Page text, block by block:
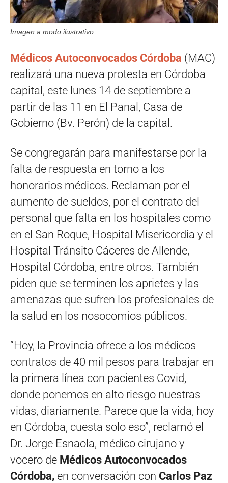
Imagen a modo ilustrativo.
Médicos Autoconvocados Córdoba (MAC)
realizará una nueva protesta en Córdoba
capital, este lunes 14 de septiembre a
partir de las 11 en El Panal, Casa de
Gobierno (Bv. Perón) de la capital.
Se congregarán para manifestarse por la
falta de respuesta en torno a los
honorarios médicos. Reclaman por el
aumento de sueldos, por el contrato del
personal que falta en los hospitales como
en el San Roque, Hospital Misericordia y el
Hospital Tránsito Cáceres de Allende,
Hospital Córdoba, entre otros. También
piden que se terminen los aprietes y las
amenazas que sufren los profesionales de
la salud en los nosocomios públicos.
“Hoy, la Provincia ofrece a los médicos
contratos de 40 mil pesos para trabajar en
la primera línea con pacientes Covid,
donde ponemos en alto riesgo nuestras
vidas, diariamente. Parece que la vida, hoy
en Córdoba, cuesta solo eso”, reclamó el
Dr. Jorge Esnaola, médico cirujano y
vocero de Médicos Autoconvocados
Córdoba, en conversación con Carlos Paz